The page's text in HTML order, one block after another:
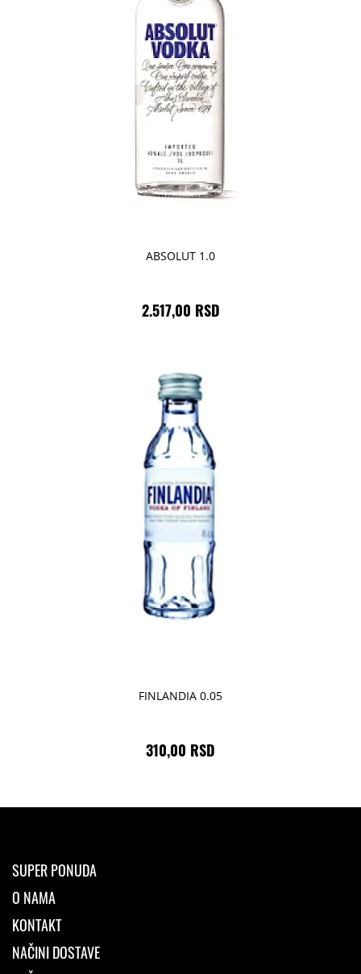
ABSOLUT 1.0
2.517,00 RSD
FINLANDIA 0.05
310,00 RSD
SUPER PONUDA
O NAMA
KONTAKT
NAČINI DOSTAVE